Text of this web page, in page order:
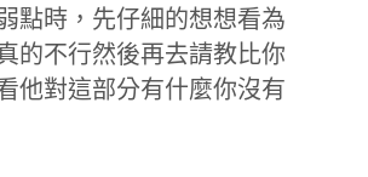
點時，先仔細的想想看為
的不行然後再去請教比你
他對這部分有什麼你沒有